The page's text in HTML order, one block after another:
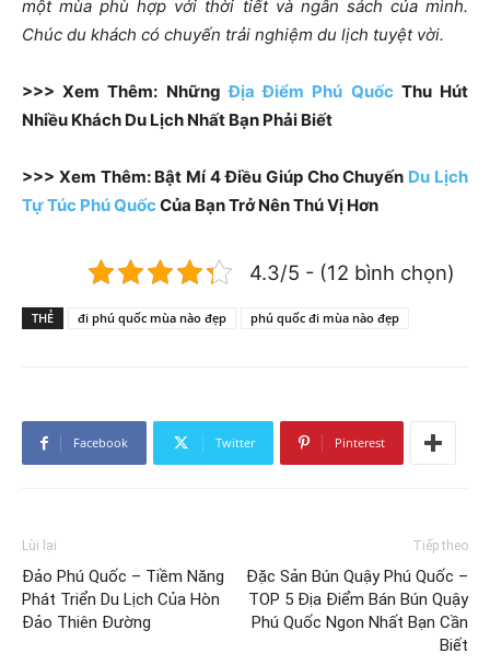
một mùa phù hợp với thời tiết và ngân sách của mình.
Chúc du khách có chuyến trải nghiệm du lịch tuyệt vời.
>>> Xem Thêm: NhữngĐịa Điểm Phú Quốc Thu Hút
Nhiều Khách Du Lịch Nhất Bạn Phải Biết
>>> Xem Thêm: Bật Mí 4 Điều Giúp Cho Chuyến Du Lịch
Tự Túc Phú Quốc Của Bạn Trở Nên Thú Vị Hơn
4.3/5 - (12 bình chọn)
THẺ đi phú quốc mùa nào đẹp phú quốc đi mùa nào đẹp
Facebook Twitter Pinterest
Lùi lại
Đảo Phú Quốc – Tiềm Năng
Phát Triển Du Lịch Của Hòn
Đảo Thiên Đường
Tiếp theo
Đặc Sản Bún Quậy Phú Quốc –
TOP 5 Địa Điểm Bán Bún Quậy
Phú Quốc Ngon Nhất Bạn Cần
Biết